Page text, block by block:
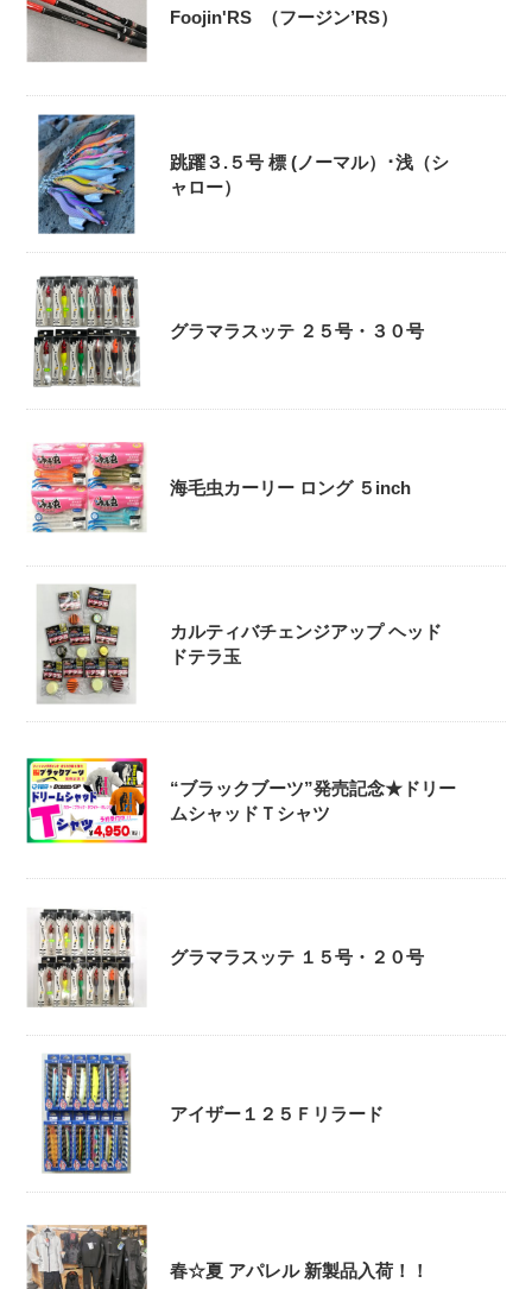
Foojin'RS （フージン’RS）
跳躍３.５号 標 (ノーマル）･浅（シ
ャロー）
グラマラスッテ ２５号・３０号
海毛虫カーリー ロング ５inch
カルティバチェンジアップ ヘッド
ドテラ玉
“ブラックブーツ”発売記念★ドリー
ムシャッドＴシャツ
グラマラスッテ １５号・２０号
アイザー１２５Ｆリラード
春☆夏 アパレル 新製品入荷！！